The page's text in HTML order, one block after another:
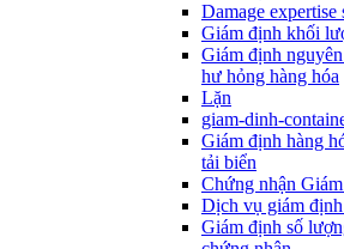
Damage expertise
Giám định khối
Giám định
hư hỏng hàng hóa
Lặn
giam-dinh-
Giám định hàng
tải biển
Chứng nhận
Dịch vụ giám
Giám định số